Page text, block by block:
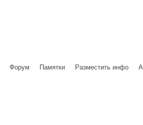
Форум Памятки Разместить инфо